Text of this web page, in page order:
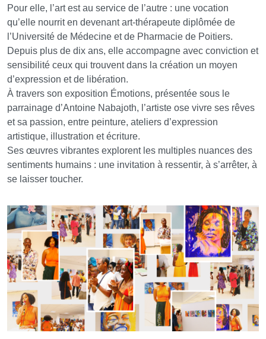
Pour elle, l’art est au service de l’autre : une vocation
qu’elle nourrit en devenant art-thérapeute diplômée de
l’Université de Médecine et de Pharmacie de Poitiers.
Depuis plus de dix ans, elle accompagne avec conviction et
sensibilité ceux qui trouvent dans la création un moyen
d’expression et de libération.
À travers son exposition Émotions, présentée sous le
parrainage d’Antoine Nabajoth, l’artiste ose vivre ses rêves
et sa passion, entre peinture, ateliers d’expression
artistique, illustration et écriture.
Ses œuvres vibrantes explorent les multiples nuances des
sentiments humains : une invitation à ressentir, à s’arrêter, à
se laisser toucher.